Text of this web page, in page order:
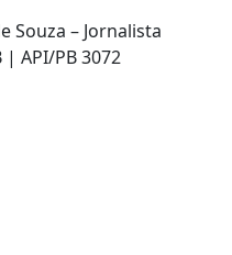
Souza – Jornalista
| API/PB 3072